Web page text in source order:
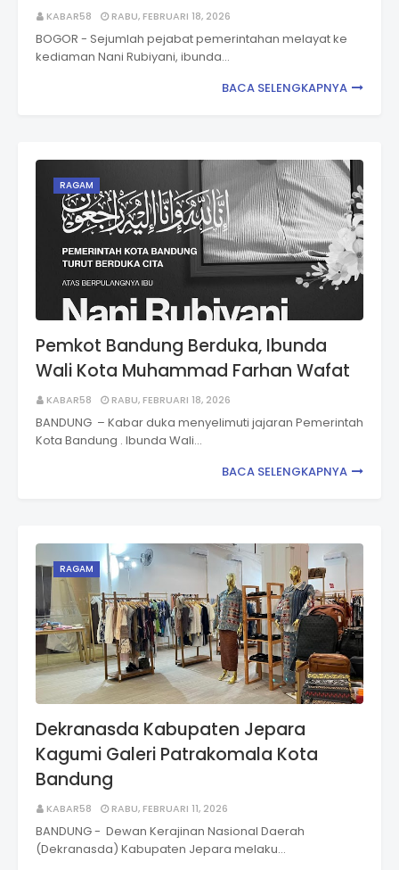
KABAR58 RABU, FEBRUARI 18, 2026
BOGOR - Sejumlah pejabat pemerintahan melayat ke
kediaman Nani Rubiyani, ibunda…
BACA SELENGKAPNYA
RAGAM
Pemkot Bandung Berduka, Ibunda
Wali Kota Muhammad Farhan Wafat
KABAR58 RABU, FEBRUARI 18, 2026
BANDUNG – Kabar duka menyelimuti jajaran Pemerintah
Kota Bandung . Ibunda Wali…
BACA SELENGKAPNYA
RAGAM
Dekranasda Kabupaten Jepara
Kagumi Galeri Patrakomala Kota
Bandung
KABAR58 RABU, FEBRUARI 11, 2026
BANDUNG - Dewan Kerajinan Nasional Daerah
(Dekranasda) Kabupaten Jepara melaku…